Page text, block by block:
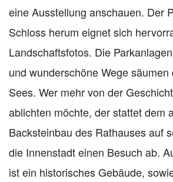
eine Ausstellung anschauen. Der
Schloss herum eignet sich
Landschaftsfotos. Die
und wunderschöne Wege
Sees. Wer mehr von der
ablichten möchte, der stattet dem
Backsteinbau des Rathauses auf
die Innenstadt einen Besuch ab.
ist ein historisches Gebäude,